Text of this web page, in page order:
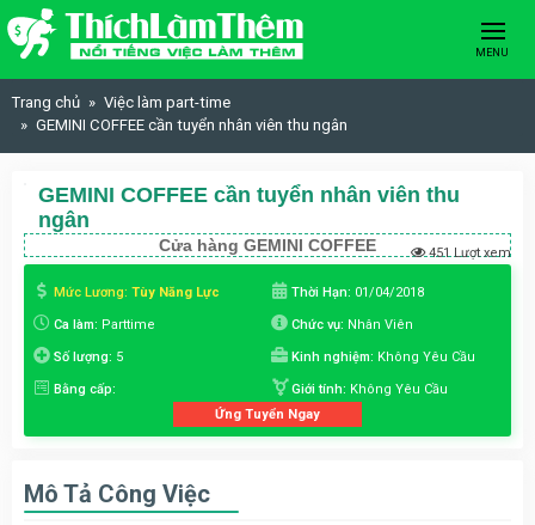
Skip to content
MENU
Trang chủ
Việc làm part-time
GEMINI COFFEE cần tuyển nhân viên thu ngân
GEMINI COFFEE cần tuyển nhân viên thu
ngân
Cửa hàng GEMINI COFFEE 451 Lượt xem
Mức Lương: Tùy Năng Lực Thời Hạn: 01/04/2018
Ca làm: Parttime Chức vụ: Nhân Viên
Số lượng: 5 Kinh nghiệm: Không Yêu Cầu
Bằng cấp: Giới tính: Không Yêu Cầu
Ứng Tuyển Ngay
Mô Tả Công Việc